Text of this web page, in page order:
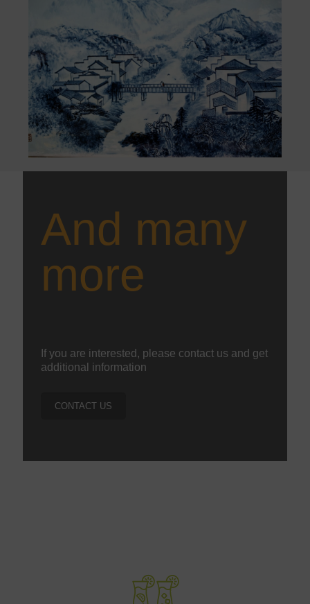
And many
more
If you are interested, please contact us and get
additional information
CONTACT US